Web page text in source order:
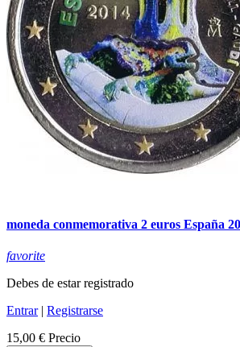
moneda conmemorativa 2 euros España
favorite
Debes de estar registrado
Entrar| Registrarse
15,00 € Precio